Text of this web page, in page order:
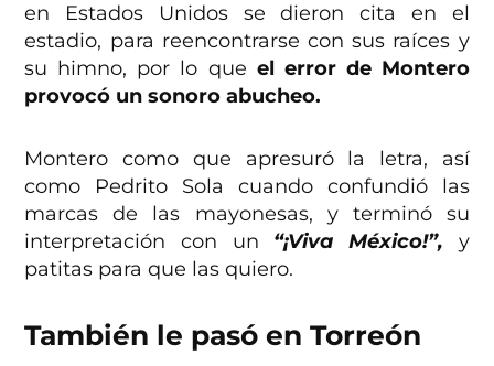
en Estados Unidos se dieron cita en el
estadio, para reencontrarse con sus raíces y
su himno, por lo que el error de Montero
provocó un sonoro abucheo.
Montero como que apresuró la letra, así
como Pedrito Sola cuando confundió las
marcas de las mayonesas, y terminó su
interpretación con un “¡Viva México!”, y
patitas para que las quiero.
También le pasó en Torreón